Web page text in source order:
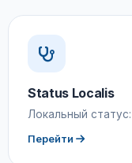
Status Localis
Локальный
Перейти